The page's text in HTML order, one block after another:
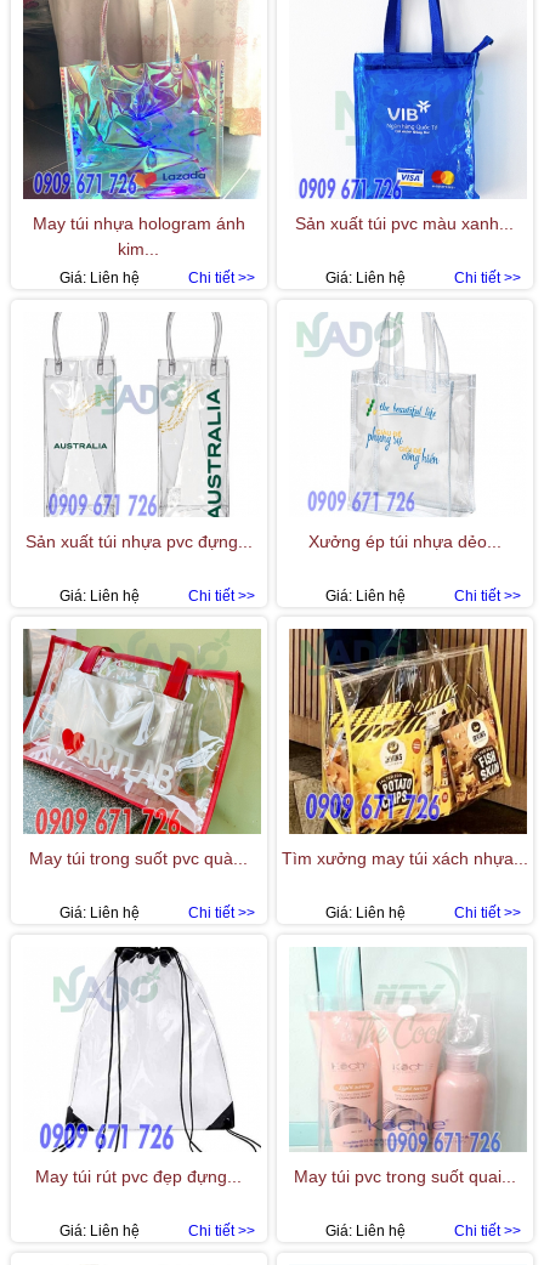
May túi nhựa hologram ánh
kim...
Chi tiết >>
Giá: Liên hệ
Sản xuất túi pvc màu xanh...
Chi tiết >>
Giá: Liên hệ
Sản xuất túi nhựa pvc đựng...
Chi tiết >>
Giá: Liên hệ
Xưởng ép túi nhựa dẻo...
Chi tiết >>
Giá: Liên hệ
May túi trong suốt pvc quà...
Chi tiết >>
Giá: Liên hệ
Tìm xưởng may túi xách nhựa...
Chi tiết >>
Giá: Liên hệ
May túi rút pvc đẹp đựng...
Chi tiết >>
Giá: Liên hệ
May túi pvc trong suốt quai...
Chi tiết >>
Giá: Liên hệ